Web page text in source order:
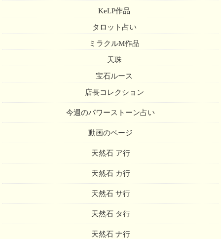
KeLP作品
タロット占い
ミラクルM作品
天珠
宝石ルース
店長コレクション
今週のパワーストーン占い
動画のページ
天然石 ア行
天然石 カ行
天然石 サ行
天然石 タ行
天然石 ナ行